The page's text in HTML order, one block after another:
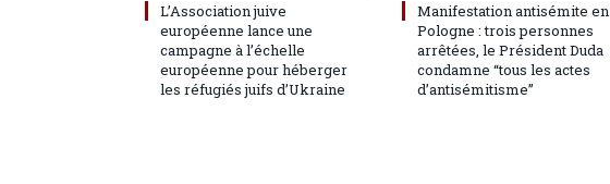
L’Association juive
européenne lance une
campagne à l’échelle
européenne pour héberger
les réfugiés juifs d’Ukraine
Manifestation antisémite en
Pologne : trois personnes
arrêtées, le Président Duda
condamne “tous les actes
d’antisémitisme”